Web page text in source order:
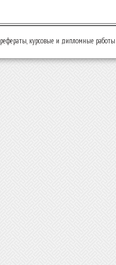
курсовые и дипломные работы